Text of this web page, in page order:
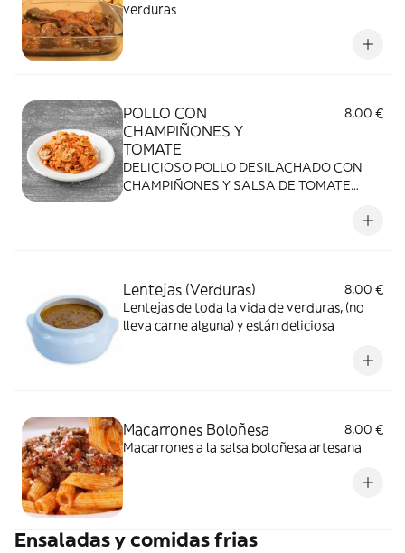
verduras
POLLO CON
CHAMPIÑONES Y
TOMATE
8,00 €
DELICIOSO POLLO DESILACHADO CON
CHAMPIÑONES Y SALSA DE TOMATE
Lentejas (Verduras)
8,00 €
Lentejas de toda la vida de verduras, (no
lleva carne alguna) y están deliciosa
Macarrones Boloñesa
8,00 €
Macarrones a la salsa boloñesa artesana
Ensaladas y comidas frias